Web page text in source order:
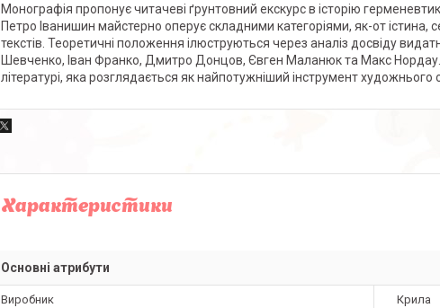
Монографія пропонує читачеві ґрунтовний екскурс в історію
Петро Іванишин майстерно оперує складними категоріями, як-от істина,
текстів. Теоретичні положення ілюструються через аналіз досвіду
Шевченко, Іван Франко, Дмитро Донцов, Євген Маланюк та Макс Нордау.
літературі, яка розглядається як найпотужніший інструмент художнього
Характеристики
Основні атрибути
Виробник Крила